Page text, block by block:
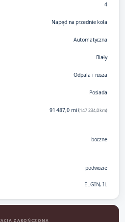
4
Napęd na przednie koła
Automatyczna
Biały
Odpala i rusza
Posiada
91 487,0 mil(147 234,0 km)
boczne
podwozie
ELGIN, IL
ZAKOŃCZONA